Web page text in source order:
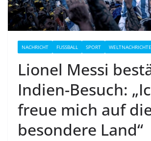
NACHRICHT FUSSBALL SPORT
Lionel Messi
Indien-Besuch:
freue mich auf
besondere Land“